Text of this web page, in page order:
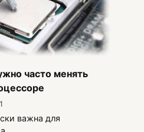
часто менять
важна для